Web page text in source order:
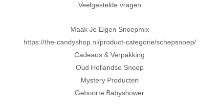
Veelgestelde vragen
Maak Je Eigen Snoepmix
https://the-candyshop.nl/product-categorie/schepsnoep/
Cadeaus & Verpakking
Oud Hollandse Snoep
Mystery Producten
Geboorte Babyshower